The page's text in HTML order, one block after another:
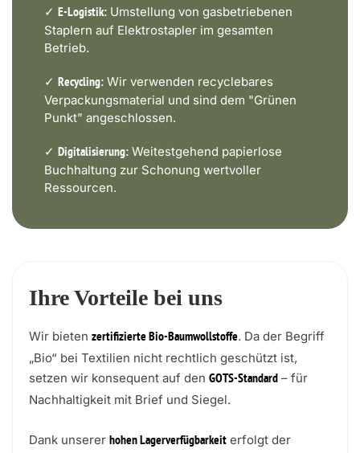
✓ E-Logistik: Umstellung von gasbetriebenen
Staplern auf Elektrostapler im gesamten
Betrieb.
✓ Recycling: Wir verwenden recyclebares
Verpackungsmaterial und sind dem "Grünen
Punkt" angeschlossen.
✓ Digitalisierung: Weitestgehend papierlose
Buchhaltung zur Schonung wertvoller
Ressourcen.
Ihre Vorteile bei uns
Wir bieten zertifizierte Bio-Baumwollstoffe. Da der Begriff
„Bio“ bei Textilien nicht rechtlich geschützt ist,
setzen wir konsequent auf den GOTS-Standard – für
Nachhaltigkeit mit Brief und Siegel.
Dank unserer hohen Lagerverfügbarkeit erfolgt der